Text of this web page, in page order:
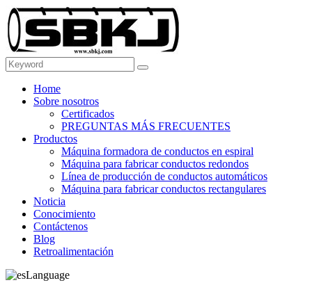
Home
Sobre nosotros
Certificados
PREGUNTAS MÁS FRECUENTES
Productos
Máquina formadora de conductos en espiral
Máquina para fabricar conductos redondos
Línea de producción de conductos automáticos
Máquina para fabricar conductos rectangulares
Noticia
Conocimiento
Contáctenos
Blog
Retroalimentación
Language